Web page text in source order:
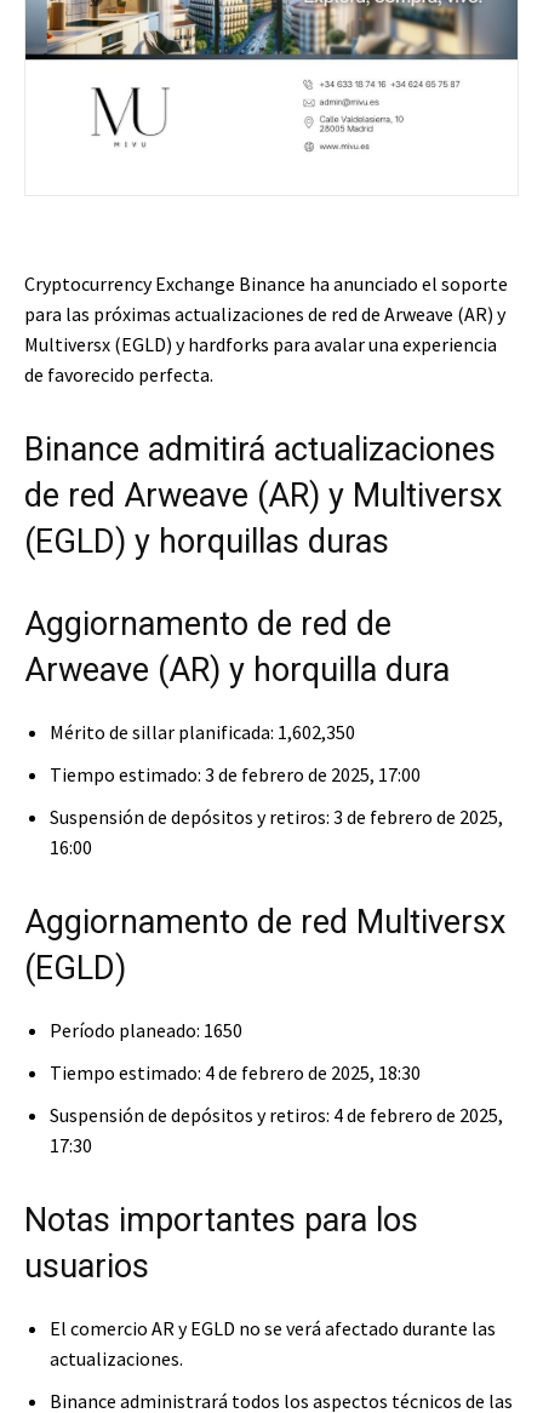
Cryptocurrency Exchange Binance ha anunciado el soporte
para las próximas actualizaciones de red de Arweave (AR) y
Multiversx (EGLD) y hardforks para avalar una experiencia
de favorecido perfecta.
Binance admitirá actualizaciones
de red Arweave (AR) y Multiversx
(EGLD) y horquillas duras
Aggiornamento de red de
Arweave (AR) y horquilla dura
Mérito de sillar planificada: 1,602,350
Tiempo estimado: 3 de febrero de 2025, 17:00
Suspensión de depósitos y retiros: 3 de febrero de 2025,
16:00
Aggiornamento de red Multiversx
(EGLD)
Período planeado: 1650
Tiempo estimado: 4 de febrero de 2025, 18:30
Suspensión de depósitos y retiros: 4 de febrero de 2025,
17:30
Notas importantes para los
usuarios
El comercio AR y EGLD no se verá afectado durante las
actualizaciones.
Binance administrará todos los aspectos técnicos de las